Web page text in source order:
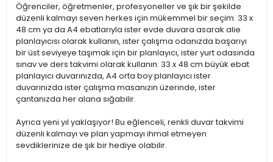
Öğrenciler, öğretmenler, profesyoneller ve şık bir şekilde
düzenli kalmayı seven herkes için mükemmel bir seçim. 33 x
48 cm ya da A4 ebatlarıyla ister evde duvara asarak alie
planlayıcısı olarak kullanın, ister çalışma odanızda başarıyı
bir üst seviyeye taşımak için bir planlayıcı, ister yurt odasında
sınav ve ders takvimi olarak kullanın. 33 x 48 cm büyük ebat
planlayıcı duvarınızda, A4 orta boy planlayıcı ister
duvarınızda ister çalışma masanızın üzerinde, ister
çantanızda her alana sığabilir.
Ayrıca yeni yıl yaklaşıyor! Bu eğlenceli, renkli duvar takvimi
düzenli kalmayı ve plan yapmayı ihmal etmeyen
sevdiklerinize de şık bir hediye olabilir.